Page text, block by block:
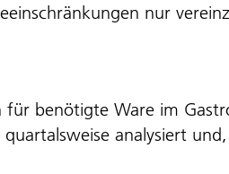
nur
benötigte Ware im
analysiert